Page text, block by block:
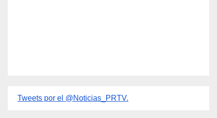
Tweets por el @Noticias_PRTV.